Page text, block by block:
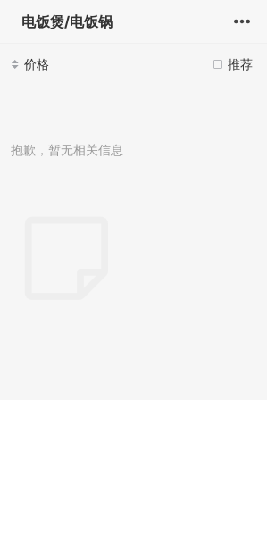
电饭煲/电饭锅
推荐
价格
抱歉，暂无相关信息